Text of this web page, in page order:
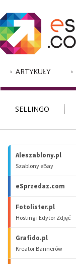
ARTYKUŁY
SELLINGO
Aleszablony.pl
Szablony eBay
eSprzedaz.com
Fotolister.pl
Hosting i Edytor Zdjęć
Grafido.pl
Kreator Bannerów